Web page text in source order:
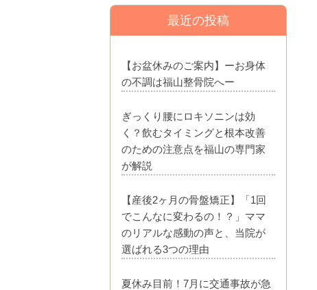
最近の投稿
【お盆休みのご案内】ーお身体
の不調は福山整骨院へー
ぎっくり腰にロキソニンは効
く？飲むタイミングと根本改善
のための注意点を福山の専門家
が解説
【産後2ヶ月の骨盤矯正】「1回
でこんなに変わるの！？」ママ
のリアルな感動の声と、当院が
選ばれる3つの理由
夏休み目前！7月に交通事故が急